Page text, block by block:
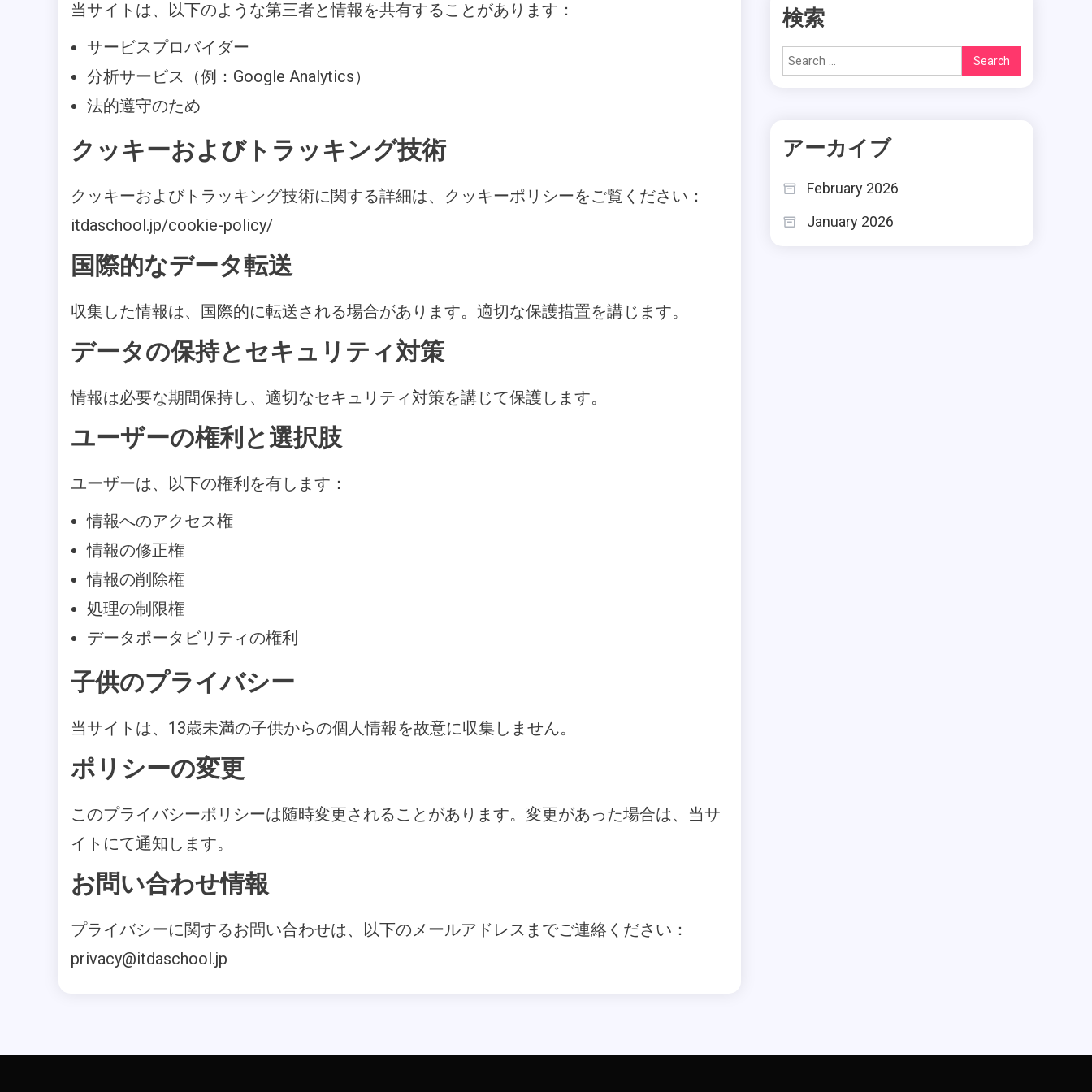
当サイトは、以下のような第三者と情報を共有することがあります：
サービスプロバイダー
分析サービス（例：Google Analytics）
法的遵守のため
クッキーおよびトラッキング技術
クッキーおよびトラッキング技術に関する詳細は、クッキーポリシーをご覧ください：
itdaschool.jp/cookie-policy/
国際的なデータ転送
収集した情報は、国際的に転送される場合があります。適切な保護措置を講じます。
データの保持とセキュリティ対策
情報は必要な期間保持し、適切なセキュリティ対策を講じて保護します。
ユーザーの権利と選択肢
ユーザーは、以下の権利を有します：
情報へのアクセス権
情報の修正権
情報の削除権
処理の制限権
データポータビリティの権利
子供のプライバシー
当サイトは、13歳未満の子供からの個人情報を故意に収集しません。
ポリシーの変更
このプライバシーポリシーは随時変更されることがあります。変更があった場合は、当サ
イトにて通知します。
お問い合わせ情報
プライバシーに関するお問い合わせは、以下のメールアドレスまでご連絡ください：
privacy@itdaschool.jp
検索
Search
for:
アーカイブ
February 2026
January 2026